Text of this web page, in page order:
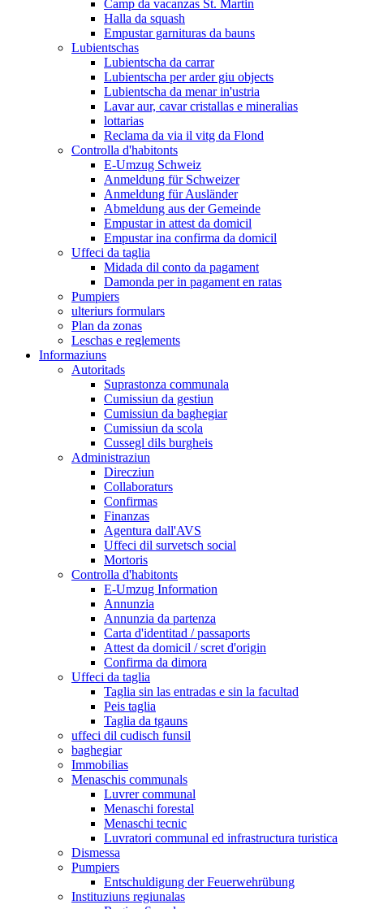
Camp da vacanzas St. Martin
Halla da squash
Empustar garnituras da bauns
Lubientschas
Lubientscha da carrar
Lubientscha per arder giu objects
Lubientscha da menar in'ustria
Lavar aur, cavar cristallas e mineralias
lottarias
Reclama da via il vitg da Flond
Controlla d'habitonts
E-Umzug Schweiz
Anmeldung für Schweizer
Anmeldung für Ausländer
Abmeldung aus der Gemeinde
Empustar in attest da domicil
Empustar ina confirma da domicil
Uffeci da taglia
Midada dil conto da pagament
Damonda per in pagament en ratas
Pumpiers
ulteriurs formulars
Plan da zonas
Leschas e reglements
Informaziuns
Autoritads
Suprastonza communala
Cumissiun da gestiun
Cumissiun da baghegiar
Cumissiun da scola
Cussegl dils burgheis
Administraziun
Direcziun
Collaboraturs
Confirmas
Finanzas
Agentura dall'AVS
Uffeci dil survetsch social
Mortoris
Controlla d'habitonts
E-Umzug Information
Annunzia
Annunzia da partenza
Carta d'identitad / passaports
Attest da domicil / scret d'origin
Confirma da dimora
Uffeci da taglia
Taglia sin las entradas e sin la facultad
Peis taglia
Taglia da tgauns
uffeci dil cudisch funsil
baghegiar
Immobilias
Menaschis communals
Luvrer communal
Menaschi forestal
Menaschi tecnic
Luvratori communal ed infrastructura turistica
Dismessa
Pumpiers
Entschuldigung der Feuerwehrübung
Instituziuns regiunalas